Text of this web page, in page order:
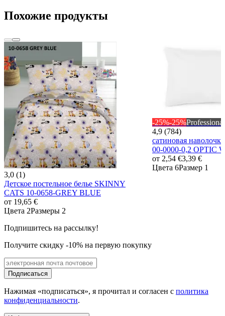
Похожие продукты
3,0 (1)
Детское постельное белье SKINNY
CATS 10-0658-GREY BLUE
от 19,65 €
Цвета 2Размеры 2
-25%-25%Professional
4,9 (784)
сатиновая
00-0000-0,2 OPTIC
от 2,54 €3,39 €
Цвета 6Размер 1
Подпишитесь на рассылку!
Получите скидку -10% на первую покупку
Подписаться
Нажимая «подписаться», я прочитал и согласен с политика
конфиденциальности.